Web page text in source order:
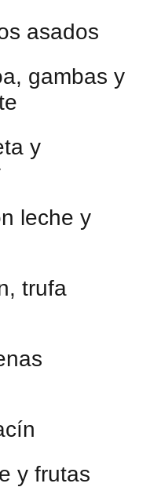
asados
gambas y
y
leche y
trufa
y frutas